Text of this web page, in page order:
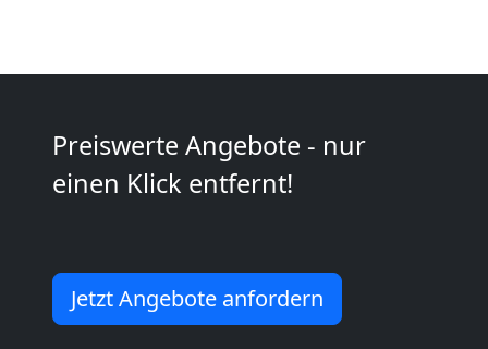
Preiswerte Angebote - nur
einen Klick entfernt!
Jetzt Angebote anfordern
Möbelmontage
Möbeltransport